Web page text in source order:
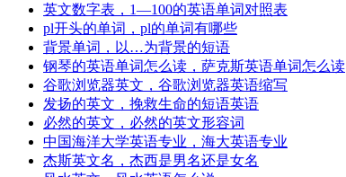
英文数字表，1—100的英语单词对照表
pl开头的单词，pl的单词有哪些
背景单词，以…为背景的短语
钢琴的英语单词怎么读，萨克斯英语单词怎么读
谷歌浏览器英文，谷歌浏览器英语缩写
发扬的英文，挽救生命的短语英语
必然的英文，必然的英文形容词
中国海洋大学英语专业，海大英语专业
杰斯英文名，杰西是男名还是女名